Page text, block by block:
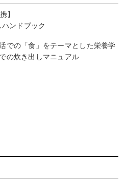
】
ンドブック
での「食」をテーマとした栄養学
の炊き出しマニュアル